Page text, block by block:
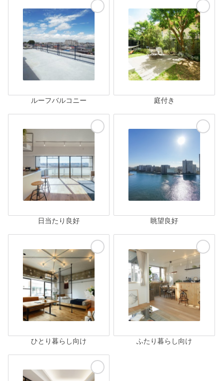
ルーフバルコニー 庭付き
日当たり良好 眺望良好
ひとり暮らし向け ふたり暮らし向け